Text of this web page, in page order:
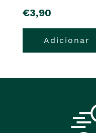
pre�o
€3,90
Adicionar